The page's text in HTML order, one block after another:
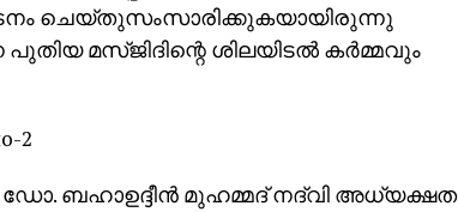
ചെയ്തുസംസാരിക്കുകയായിരുന്നു
പുതിയ മസ്ജിദിന്റെ ശിലയിടല്‍ കര്‍മ്മവും
ബഹാഉദ്ദീന്‍ മുഹമ്മദ് നദ്‌വി അധ്യക്ഷത